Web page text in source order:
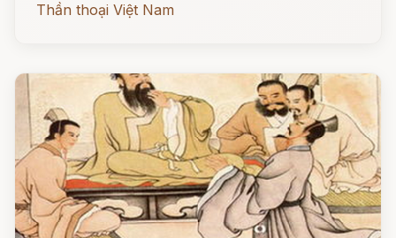
Thần thoại Việt Nam